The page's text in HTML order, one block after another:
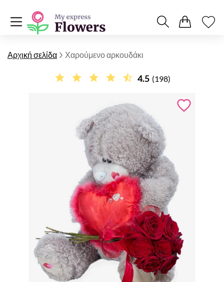
Αρχική σελίδα Χαρούμενο αρκουδάκι
4.5 (198)